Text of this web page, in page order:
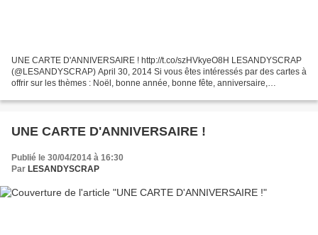
UNE CARTE D'ANNIVERSAIRE ! http://t.co/szHVkyeO8H LESANDYSCRAP
(@LESANDYSCRAP) April 30, 2014 Si vous êtes intéressés par des cartes à
offrir sur les thèmes : Noël, bonne année, bonne fête, anniversaire,
UNE CARTE D'ANNIVERSAIRE !
Publié le 30/04/2014 à 16:30
Par LESANDYSCRAP